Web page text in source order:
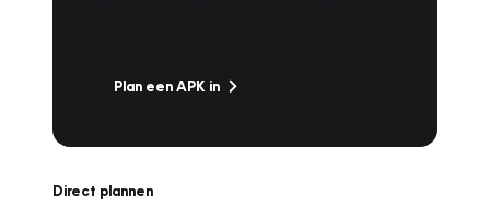
Plan een APK in
Direct plannen